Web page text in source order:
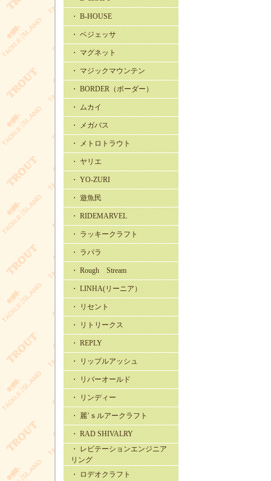
・ B-HOUSE
・ ベジェッサ
・ マグネット
・ マジックマウンテン
・ BORDER（ボーダー）
・ ムカイ
・ メガバス
・ メトロトラウト
・ ヤリエ
・ YO-ZURI
・ 遊魚民
・ RIDEMARVEL
・ ラッキークラフト
・ ラパラ
・ Rough Stream
・ LINHA(リーニア）
・ リセント
・ リトリークス
・ REPLY
・ リップルアッシュ
・ リバーオールド
・ リンディー
・ 麗’ｓルアークラフト
・ RAD SHIVALRY
・ レビテーションエンジニア
リング
・ ロデオクラフト